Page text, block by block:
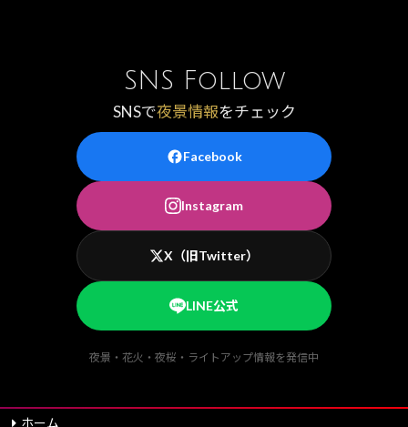
SNS Follow
SNSで夜景情報をチェック
Facebook
Instagram
X（旧Twitter）
LINE公式
夜景・花火・夜桜・ライトアップ情報を発信中
ホーム